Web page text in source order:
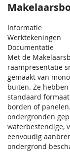
Informatie
Werktekeningen
Documentatie
Met de
raampresentatie
gemaakt van
buiten. Ze
standaard
borden of
ondergronden
waterbestendige,
eenvoudig
ondergrond